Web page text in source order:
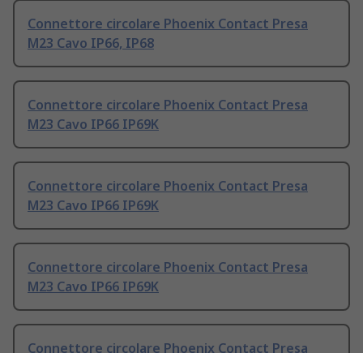
Connettore circolare Phoenix Contact Presa
M23 Cavo IP66, IP68
Connettore circolare Phoenix Contact Presa
M23 Cavo IP66 IP69K
Connettore circolare Phoenix Contact Presa
M23 Cavo IP66 IP69K
Connettore circolare Phoenix Contact Presa
M23 Cavo IP66 IP69K
Connettore circolare Phoenix Contact Presa